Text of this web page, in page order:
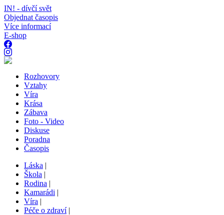
IN! - dívčí svět
Objednat časopis
Více informací
E-shop
Rozhovory
Vztahy
Víra
Krása
Zábava
Foto - Video
Diskuse
Poradna
Časopis
Láska |
Škola |
Rodina |
Kamarádi |
Víra |
Péče o zdraví|